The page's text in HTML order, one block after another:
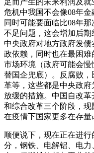
危机中我国不会像08年
同时可能要面临比08年
不足问题，这会增加后期
中央政府对地方政府发
政依赖，同时也在最困
市场环境（政府可能会
替国企兜底）。反腐败
革等，这些都是中央政
放缓的措施。中国自改
和综合改革三个阶段，
在疫情下国家更多在存量
顺便说下，现在正在进
分，钢铁、电解铝、电力